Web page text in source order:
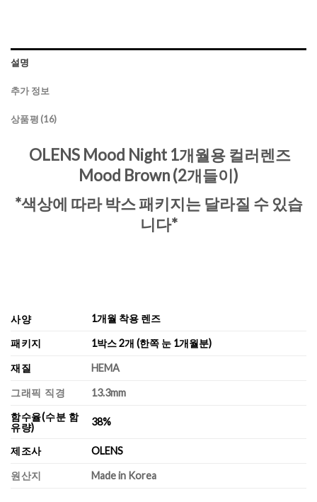
설명
추가 정보
상품평 (16)
OLENS Mood Night 1개월용 컬러렌즈
Mood Brown (2개들이)
*색상에 따라 박스 패키지는 달라질 수 있습
니다*
사양 1개월 착용 렌즈
패키지 1박스 2개 (한쪽 눈 1개월분)
재질 HEMA
그래픽 직경
13.3mm
함수율(수분 함
유량)
38%
제조사 OLENS
원산지 Made in Korea